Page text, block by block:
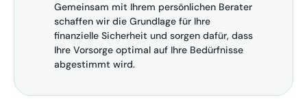
Gemeinsam mit Ihrem persönlichen Berater
schaffen wir die Grundlage für Ihre
finanzielle Sicherheit und sorgen dafür, dass
Ihre Vorsorge optimal auf Ihre Bedürfnisse
abgestimmt wird.